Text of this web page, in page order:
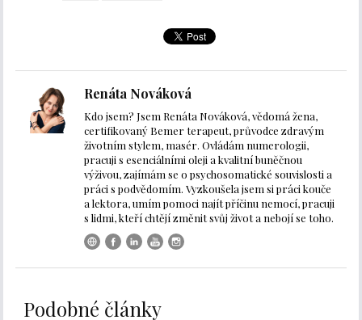
Renáta Nováková
Kdo jsem? Jsem Renáta Nováková, vědomá žena,
certifikovaný Bemer terapeut, průvodce zdravým
životním stylem, masér. Ovládám numerologii,
pracuji s esenciálními oleji a kvalitní buněčnou
výživou, zajímám se o psychosomatické souvislosti a
práci s podvědomím. Vyzkoušela jsem si práci kouče
a lektora, umím pomoci najít příčinu nemocí, pracuji
s lidmi, kteří chtějí změnit svůj život a nebojí se toho.
Podobné články